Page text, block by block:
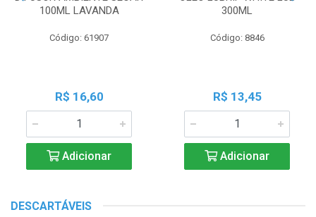
100ML LAVANDA
Código: 61907
R$ 16,60
Adicionar
300ML
Código: 8846
R$ 13,45
Adicionar
DESCARTÁVEIS